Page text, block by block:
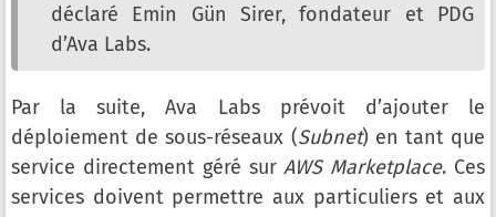
déclaré Emin Gün Sirer, fondateur et PDG
d’Ava Labs.
Par la suite, Ava Labs prévoit d’ajouter le
déploiement de sous-réseaux (Subnet) en tant que
service directement géré surAWS Marketplace. Ces
services doivent permettre aux particuliers et aux